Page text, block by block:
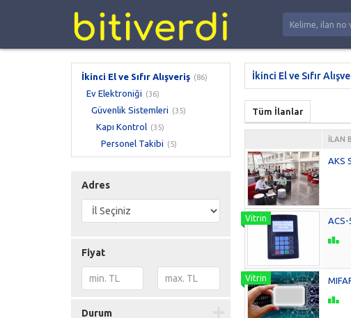
İkinci El ve Sıfır Alışveriş (86)
Ev Elektroniği (36)
Güvenlik Sistemleri (35)
Kapı Kontrol (35)
Personel Takibi (5)
Adres
Fiyat
Durum
İkinci El ve Sıfır
Tüm İlanlar
İLAN
AKS
ACS-